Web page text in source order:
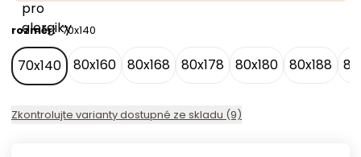
rozměr: 70x140
70x140 80x160 80x168 80x178 80x180 80x188
Zkontrolujte varianty dostupné ze skladu (9)